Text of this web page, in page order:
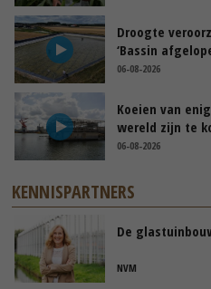
Droogte
‘Bassin
06-08-2026
Koeien van
wereld zijn te
06-08-2026
KENNISPARTNERS
De
NVM